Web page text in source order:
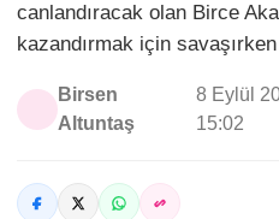
canlandıracak olan Birce
kazandırmak için
Birsen
Altuntaş
8 Eylül
15:02